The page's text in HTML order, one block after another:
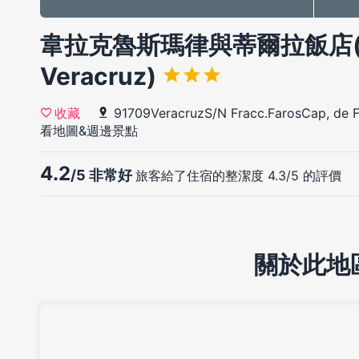
韋拉克魯斯瑪律與蒂爾拉飯
Veracruz)
收藏
91709VeracruzS/N Fracc.FarosCap, de
看地圖&週邊景點
4.2/5 非常好旅客給了住宿的整潔度 4.3/5 的評價
關於此地